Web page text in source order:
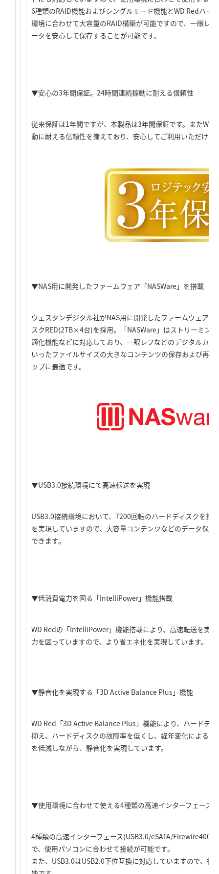
6種類のRAID機能およびシングルモード機能とWD Redハー
環境に合わせて大容量のRAID構築が可能ですので、一眼レ
ータを安心して保存することが可能です。
▼安心の3年間保証。24時間連続稼動に耐える信頼性
従来保証は1年間ですが、本製品は3年間保証です。またWD
動に耐える信頼性を備えており、安心してご利用いただけま
▼NAS用に開発したファームウェア「NASWare」を搭載
ウェスタンデジタル社がNAS用に開発したファームウェア
スクRED(2TB×4台)を採用。「NASWare」はストリーミン
適化機能などに対応しており、一眼レフなどのデジタルカ
いったファイルサイズの大きなコンテンツの保存および再
ップに最適です。
▼USB3.0接続環境にて高速転送を実現
USB3.0接続環境において、7200回転のハードディスクを搭
を実現していますので、大容量コンテンツなどのデータ保
できます。
▼低消費電力を図る「IntelliPower」機能搭載
WD Redの「IntelliPower」機能搭載により、高速転送を実
力を図っていますので、より省エネ化を実現しています。
▼静音化を実現する「3D Active Balance Plus」機能
WD Red「3D Active Balance Plus」機能により、ハードデ
抑え、ハードディスクの故障率を低くし、経年変化による
を低減しながら、静音化を実現しています。
▼使用環境に合わせて使える4種類の高速インターフェース
4種類の高速インターフェース(USB3.0/eSATA/Firewire400/
で、使用パソコンに合わせて接続が可能です。
また、USB3.0はUSB2.0下位互換に対応していますので、従